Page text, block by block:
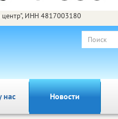
ИНН 4817003180
нас Новости